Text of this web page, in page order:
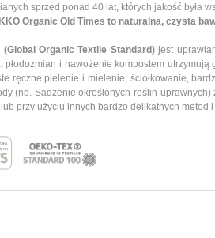
sprzed ponad 40 lat, których jakość była
Organic Old Times to naturalna, czysta
Organic Textile Standard)jest
i nawożenie kompostem
ręczne pielenie i mielenie, ściółkowanie,
(np. Sadzenie określonych roślin
przy użyciu innych bardzo delikatnych